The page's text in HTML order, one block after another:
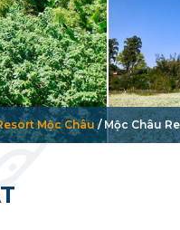
Mộc Châu / Mộc Châu